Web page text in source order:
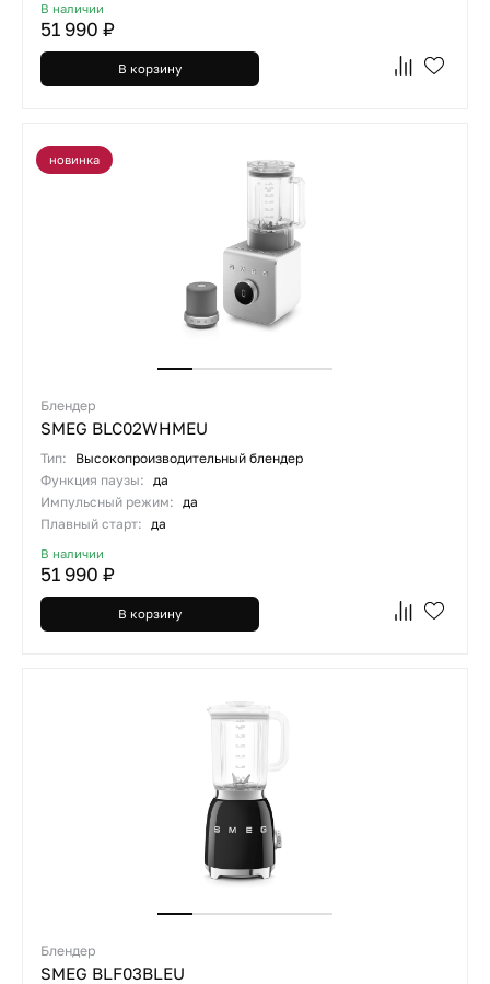
В наличии
51 990 ₽
В корзину
новинка
Блендер
SMEG BLC02WHMEU
Тип:
Высокопроизводительный блендер
Функция паузы: да
Импульсный режим: да
Плавный старт: да
В наличии
51 990 ₽
В корзину
Блендер
SMEG BLF03BLEU